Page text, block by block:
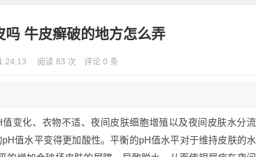
吗 牛皮癣破的地方怎么弄
阅读 83 次 评论 0 条
变化、衣物不适、夜间皮肤细胞增殖以及夜间皮肤水分流
值水平变得更加酸性。平衡的pH值水平对于维持皮肤的水